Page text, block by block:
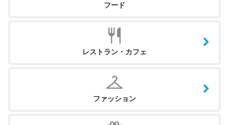
フード
レストラン・カフェ
ファッション